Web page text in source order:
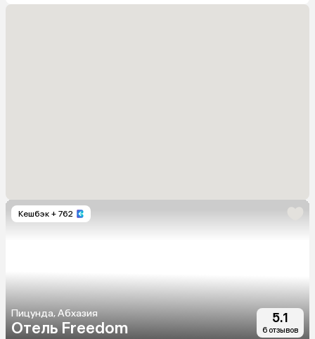
Кешбэк + 762
Пицунда, Абхазия
Отель Freedom
5.1
6 отзывов